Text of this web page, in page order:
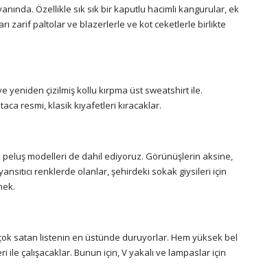
Özellikle sık sık bir kaputlu hacimli kangurular, ek
zarif paltolar ve blazerlerle ve kot ceketlerle birlikte
yeniden çizilmiş kollu kırpma üst sweatshirt ile.
resmi, klasik kıyafetleri kıracaklar.
modelleri de dahil ediyoruz. Görünüşlerin aksine,
renklerde olanlar, şehirdeki sokak giysileri için
satan listenin en üstünde duruyorlar. Hem yüksek bel
çalışacaklar. Bunun için, V yakalı ve lampaslar için